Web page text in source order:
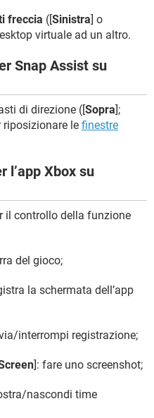
freccia ([Sinistra] o
virtuale ad un altro.
Snap Assist su
di direzione ([Sopra];
riposizionare le finestre
l’app Xbox su
il controllo della funzione
del gioco;
la schermata dell’app
interrompi registrazione;
]: fare uno screenshot;
nascondi time